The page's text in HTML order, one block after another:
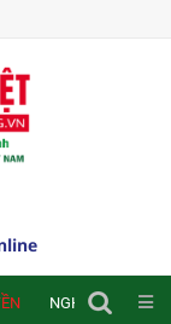
NGHIÊN CỨU